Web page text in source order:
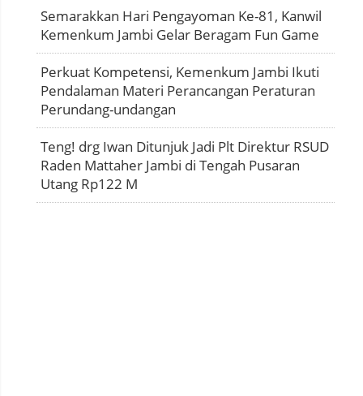
Semarakkan Hari Pengayoman Ke-81, Kanwil
Kemenkum Jambi Gelar Beragam Fun Game
Perkuat Kompetensi, Kemenkum Jambi Ikuti
Pendalaman Materi Perancangan Peraturan
Perundang-undangan
Teng! drg Iwan Ditunjuk Jadi Plt Direktur RSUD
Raden Mattaher Jambi di Tengah Pusaran
Utang Rp122 M